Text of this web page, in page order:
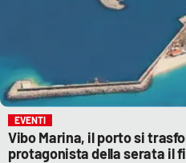
EVENTI
Vibo Marina, il porto si
protagonista della serata il